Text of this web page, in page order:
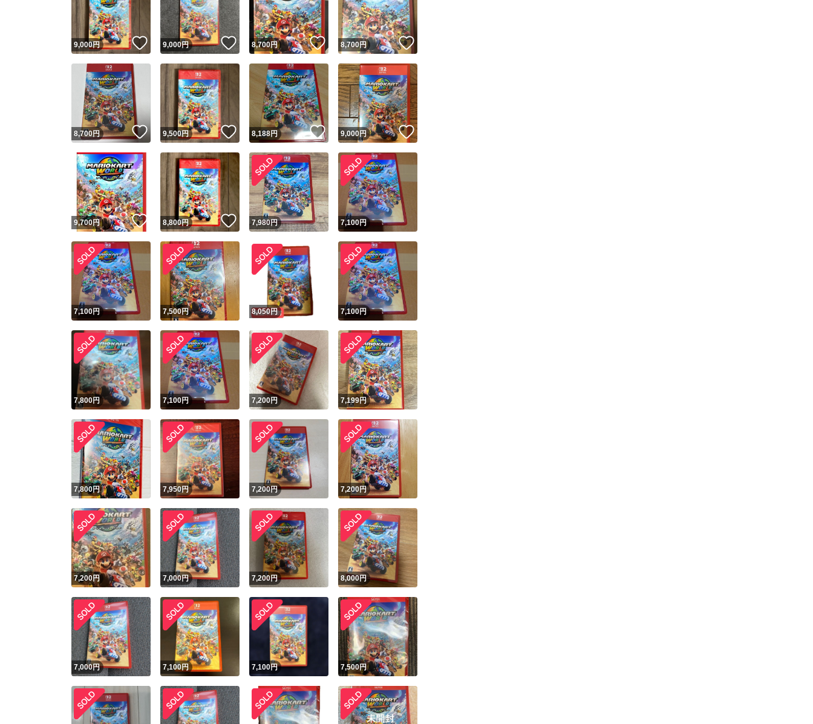
スピード＆安心発送
このユーザーは高頻度で24時間以内＆設定した発送日数内に発送してい
ます
スピード発送 このユーザーは高頻度で24時間以内に発送しています
安心発送 このユーザーは設定した発送日数内に発送しています
9,000円 いいね！
9,000円 いいね！
8,700円 いいね！
8,700円
8,700円 いいね！
9,500円 いいね！
8,188円 いいね！
9,000円 いいね！
9,700円 いいね！
8,800円 いいね！
7,980円 7,100円
7,100円 7,500円 8,050円 7,100円
7,800円 7,100円 7,200円 7,199円
7,800円 7,950円 7,200円 7,200円
7,200円 7,000円 7,200円 8,000円
7,000円 7,100円 7,100円 7,500円